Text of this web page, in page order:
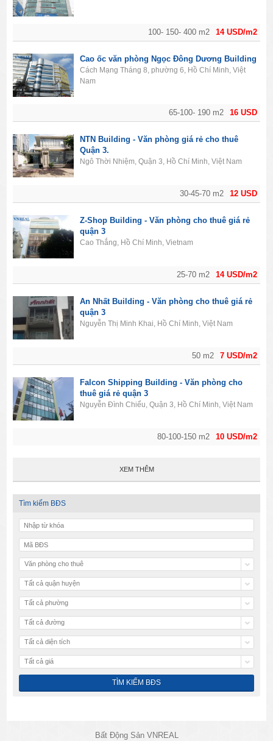
14 USD/m2
100- 150- 400 m2
16 USD
65-100- 190 m2
Cao ốc văn phòng Ngọc Đông Dương Building
Cách Mạng Tháng 8, phường 6, Hồ Chí Minh, Việt
Nam
12 USD
30-45-70 m2
NTN Building - Văn phòng giá rẻ cho thuê
Quận 3.
Ngô Thời Nhiệm, Quận 3, Hồ Chí Minh, Việt Nam
14 USD/m2
25-70 m2
Z-Shop Building - Văn phòng cho thuê giá rẻ
quận 3
Cao Thắng, Hồ Chí Minh, Vietnam
7 USD/m2
50 m2
An Nhất Building - Văn phòng cho thuê giá rẻ
quận 3
Nguyễn Thị Minh Khai, Hồ Chí Minh, Việt Nam
10 USD/m2
80-100-150 m2
Falcon Shipping Building - Văn phòng cho
thuê giá rẻ quận 3
Nguyễn Đình Chiểu, Quận 3, Hồ Chí Minh, Việt Nam
XEM THÊM
Tìm kiếm BĐS
Văn phòng cho thuê
Tất cả quận huyện
Tất cả phường
Tất cả đường
Tất cả diện tích
Tất cả giá
Bất Động Sản VNREAL